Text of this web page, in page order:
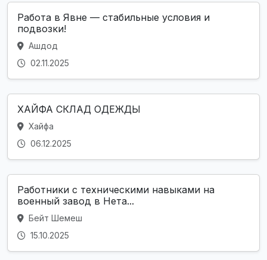
Работа в Явне — стабильные условия и
подвозки!
Ашдод
02.11.2025
ХАЙФА СКЛАД ОДЕЖДЫ
Хайфа
06.12.2025
Работники с техническими навыками на
военный завод в Нета...
Бейт Шемеш
15.10.2025